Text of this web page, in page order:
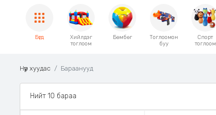
Бүгд
Хийлдэг
тоглоом
Бөмбөг
Тоглоомон
буу
Спорт
тоглоом
Нүүр хуудас Бараанууд
Нийт 10 бараа